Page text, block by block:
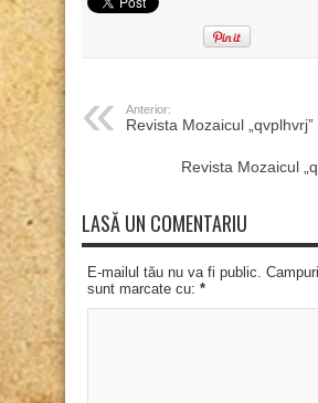
Anterior:
Revista Mozaicul „qvplhvrj”
Revista Mozaicul
LASĂ UN COMENTARIU
E-mailul tău nu va fi public.
sunt marcate cu: *